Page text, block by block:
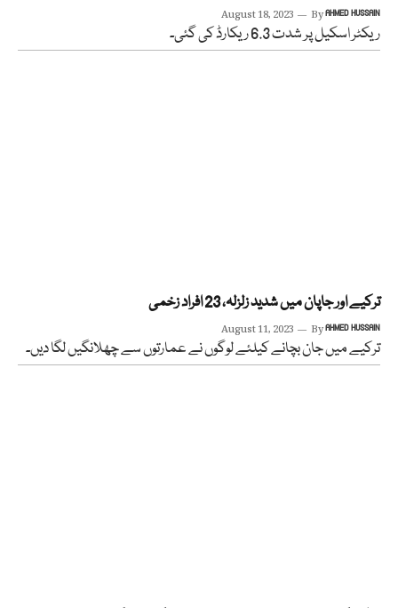
August 18, 2023 ByAHMED HUSSAIN
ریکٹر اسکیل پر شدت 6.3 ریکارڈ کی گئی۔
ترکیے اور جاپان میں شدید زلزلہ، 23 افراد زخمی
August 11, 2023 ByAHMED HUSSAIN
ترکیے میں جان بچانے کیلئے لوگوں نے عمارتوں سے چھلانگیں لگا دیں۔